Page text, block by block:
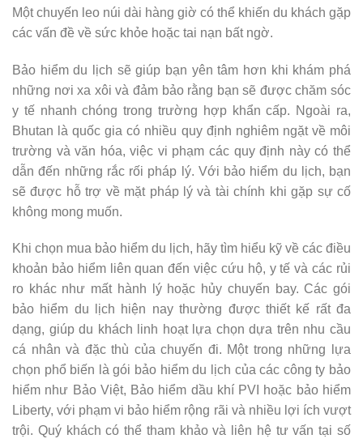
Một chuyến leo núi dài hàng giờ có thể khiến du khách gặp
các vấn đề về sức khỏe hoặc tai nạn bất ngờ.
Bảo hiểm du lịch sẽ giúp bạn yên tâm hơn khi khám phá
những nơi xa xôi và đảm bảo rằng bạn sẽ được chăm sóc
y tế nhanh chóng trong trường hợp khẩn cấp. Ngoài ra,
Bhutan là quốc gia có nhiều quy định nghiêm ngặt về môi
trường và văn hóa, việc vi phạm các quy định này có thể
dẫn đến những rắc rối pháp lý. Với bảo hiểm du lịch, bạn
sẽ được hỗ trợ về mặt pháp lý và tài chính khi gặp sự cố
không mong muốn.
Khi chọn mua bảo hiểm du lịch, hãy tìm hiểu kỹ về các điều
khoản bảo hiểm liên quan đến việc cứu hộ, y tế và các rủi
ro khác như mất hành lý hoặc hủy chuyến bay. Các gói
bảo hiểm du lịch hiện nay thường được thiết kế rất đa
dạng, giúp du khách linh hoạt lựa chọn dựa trên nhu cầu
cá nhân và đặc thù của chuyến đi. Một trong những lựa
chọn phổ biến là gói bảo hiểm du lịch của các công ty bảo
hiểm như Bảo Việt, Bảo hiểm dầu khí PVI hoặc bảo hiểm
Liberty, với phạm vi bảo hiểm rộng rãi và nhiều lợi ích vượt
trội. Quý khách có thể tham khảo và liên hệ tư vấn tại số